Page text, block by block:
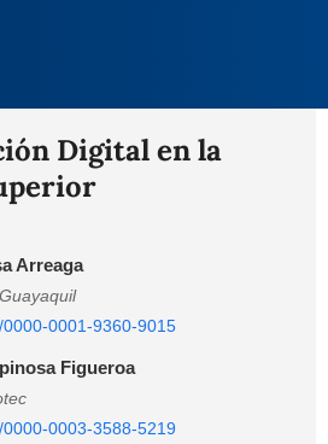
Digital en la
Arreaga
0001-9360-9015
Figueroa
0003-3588-5219